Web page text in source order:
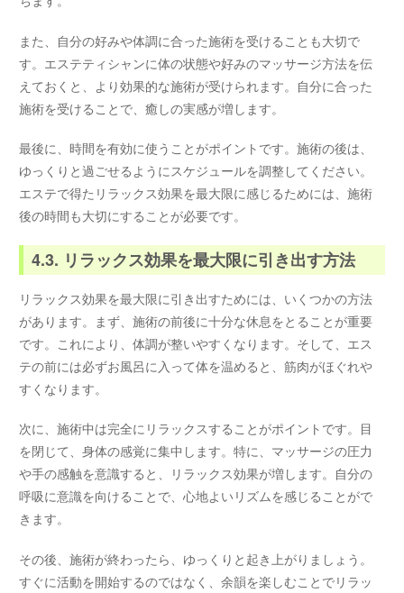
また、自分の好みや体調に合った施術を受けることも大切で
す。エステティシャンに体の状態や好みのマッサージ方法を伝
えておくと、より効果的な施術が受けられます。自分に合った
施術を受けることで、癒しの実感が増します。
最後に、時間を有効に使うことがポイントです。施術の後は、
ゆっくりと過ごせるようにスケジュールを調整してください。
エステで得たリラックス効果を最大限に感じるためには、施術
後の時間も大切にすることが必要です。
4.3. リラックス効果を最大限に引き出す方法
リラックス効果を最大限に引き出すためには、いくつかの方法
があります。まず、施術の前後に十分な休息をとることが重要
です。これにより、体調が整いやすくなります。そして、エス
テの前には必ずお風呂に入って体を温めると、筋肉がほぐれや
すくなります。
次に、施術中は完全にリラックスすることがポイントです。目
を閉じて、身体の感覚に集中します。特に、マッサージの圧力
や手の感触を意識すると、リラックス効果が増します。自分の
呼吸に意識を向けることで、心地よいリズムを感じることがで
きます。
その後、施術が終わったら、ゆっくりと起き上がりましょう。
すぐに活動を開始するのではなく、余韻を楽しむことでリラッ